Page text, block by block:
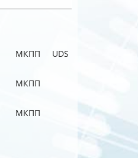
МКПП UDS
МКПП
МКПП